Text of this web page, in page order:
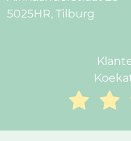
5025HR, Tilburg